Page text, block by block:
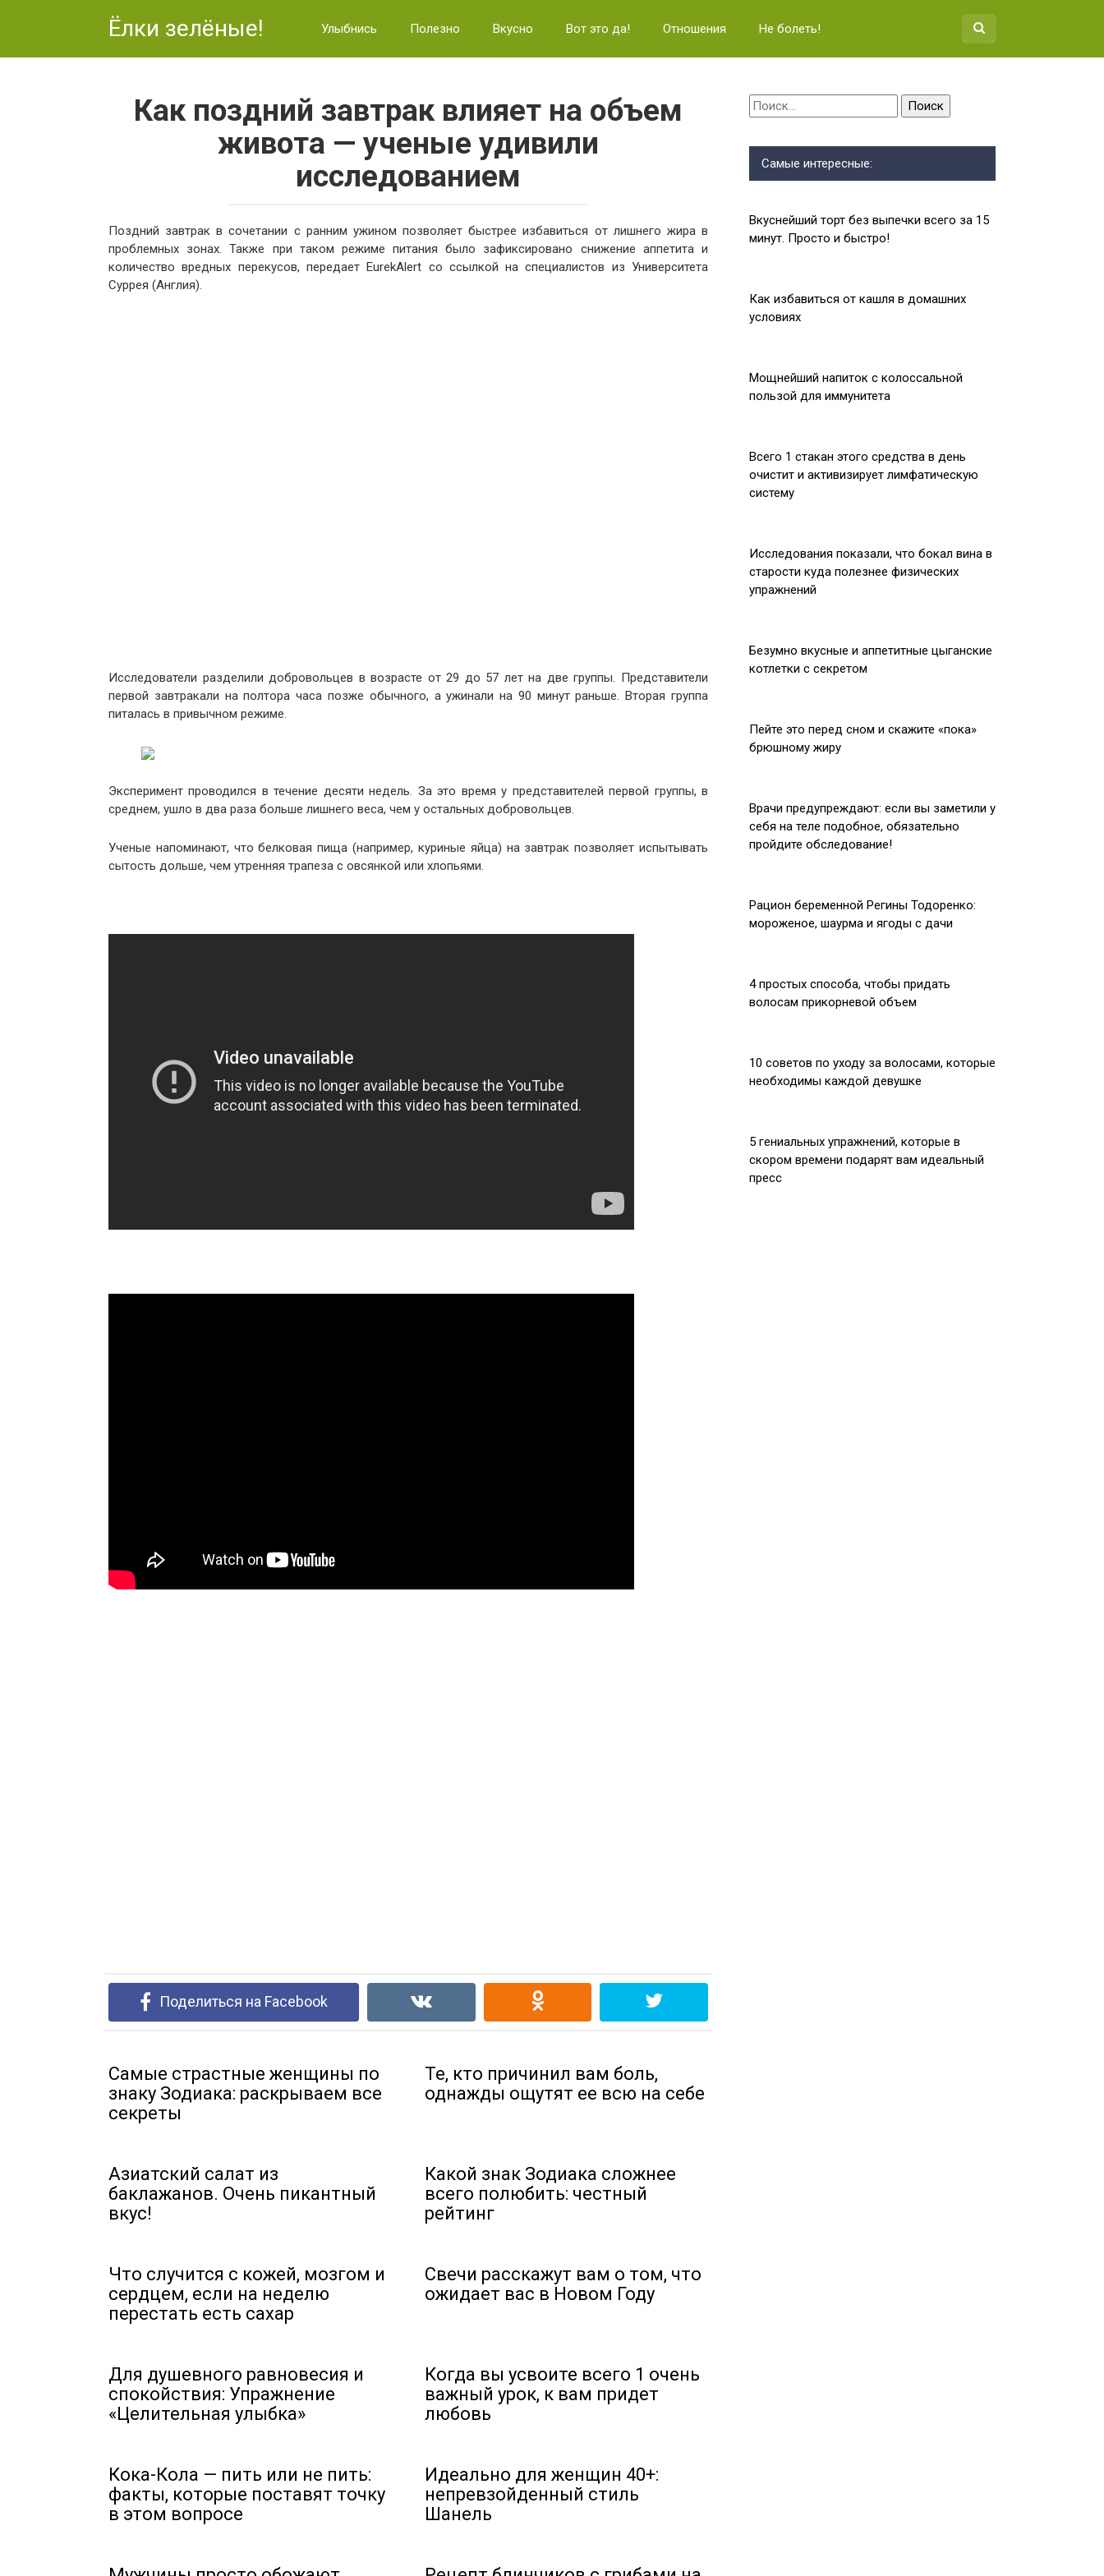
Ёлки зелёные! Улыбнись Полезно Вкусно Вот это да! Отношения Не болеть!
Как поздний завтрак влияет на объем
живота — ученые удивили
исследованием
Поздний завтрак в сочетании с ранним ужином позволяет быстрее избавиться от лишнего жира в
проблемных зонах. Также при таком режиме питания было зафиксировано снижение аппетита и
количество вредных перекусов, передает EurekAlert со ссылкой на специалистов из Университета
Суррея (Англия).
Исследователи разделили добровольцев в возрасте от 29 до 57 лет на две группы. Представители
первой завтракали на полтора часа позже обычного, а ужинали на 90 минут раньше. Вторая группа
питалась в привычном режиме.
Эксперимент проводился в течение десяти недель. За это время у представителей первой группы, в
среднем, ушло в два раза больше лишнего веса, чем у остальных добровольцев.
Ученые напоминают, что белковая пища (например, куриные яйца) на завтрак позволяет испытывать
сытость дольше, чем утренняя трапеза с овсянкой или хлопьями.
Поделиться на Facebook
Самые страстные женщины по
знаку Зодиака: раскрываем все
секреты
Те, кто причинил вам боль,
однажды ощутят ее всю на себе
Азиатский салат из
баклажанов. Очень пикантный
вкус!
Какой знак Зодиака сложнее
всего полюбить: честный
рейтинг
Что случится с кожей, мозгом и
сердцем, если на неделю
перестать есть сахар
Свечи расскажут вам о том, что
ожидает вас в Новом Году
Для душевного равновесия и
спокойствия: Упражнение
«Целительная улыбка»
Когда вы усвоите всего 1 очень
важный урок, к вам придет
любовь
Кока-Кола — пить или не пить:
факты, которые поставят точку
в этом вопросе
Идеально для женщин 40+:
непревзойденный стиль
Шанель
Найти:
Самые интересные:
Вкуснейший торт без выпечки всего за 15
минут. Просто и быстро!
Как избавиться от кашля в домашних
условиях
Мощнейший напиток с колоссальной
пользой для иммунитета
Всего 1 стакан этого средства в день
очистит и активизирует лимфатическую
систему
Исследования показали, что бокал вина в
старости куда полезнее физических
упражнений
Безумно вкусные и аппетитные цыганские
котлетки с секретом
Пейте это перед сном и скажите «пока»
брюшному жиру
Врачи предупреждают: если вы заметили у
себя на теле подобное, обязательно
пройдите обследование!
Рацион беременной Регины Тодоренко:
мороженое, шаурма и ягоды с дачи
4 простых способа, чтобы придать
волосам прикорневой объем
10 советов по уходу за волосами, которые
необходимы каждой девушке
5 гениальных упражнений, которые в
скором времени подарят вам идеальный
пресс